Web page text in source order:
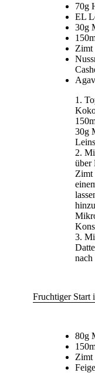
70g
EL
30g
Zimt
30g
über
Zimt
nach
Fruchtiger Start
80g
Zimt